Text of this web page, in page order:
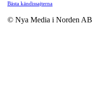
Bästa kändissajterna
© Nya Media i Norden AB